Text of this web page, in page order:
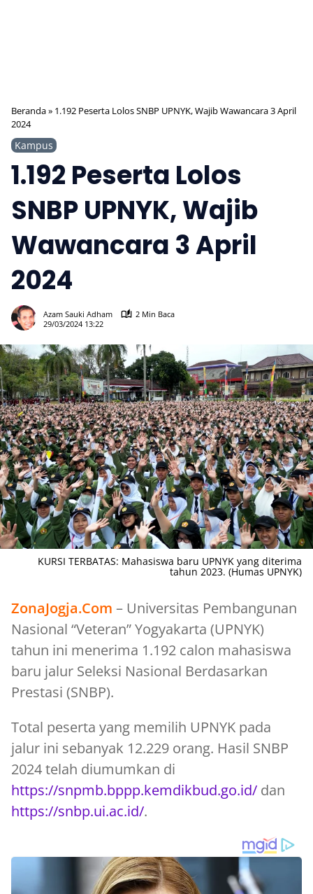
Beranda» 1.192 Peserta Lolos SNBP UPNYK, Wajib Wawancara 3 April
2024
Kampus
1.192 Peserta Lolos
SNBP UPNYK, Wajib
Wawancara 3 April
2024
Azam Sauki Adham
2 Min Baca
29/03/2024 13:22
KURSI TERBATAS: Mahasiswa baru UPNYK yang diterima
tahun 2023. (Humas UPNYK)
ZonaJogja.Com – Universitas Pembangunan
Nasional “Veteran” Yogyakarta (UPNYK)
tahun ini menerima 1.192 calon mahasiswa
baru jalur Seleksi Nasional Berdasarkan
Prestasi (SNBP).
Total peserta yang memilih UPNYK pada
jalur ini sebanyak 12.229 orang. Hasil SNBP
2024 telah diumumkan di
https://snpmb.bppp.kemdikbud.go.id/ dan
https://snbp.ui.ac.id/.